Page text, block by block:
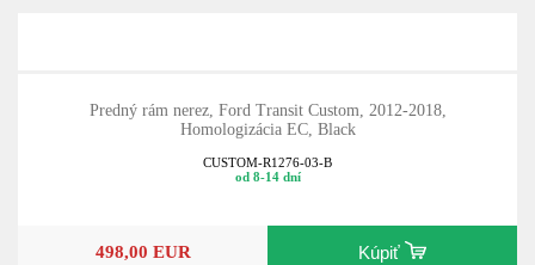
Predný rám nerez, Ford Transit Custom, 2012-2018,
Homologizácia EC, Black
CUSTOM-R1276-03-B
od 8-14 dní
498,00 EUR Kúpiť